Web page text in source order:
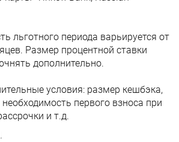
льготного периода варьируется от
Размер процентной ставки
дополнительно.
условия: размер кешбэка,
первого взноса при
и т.д.